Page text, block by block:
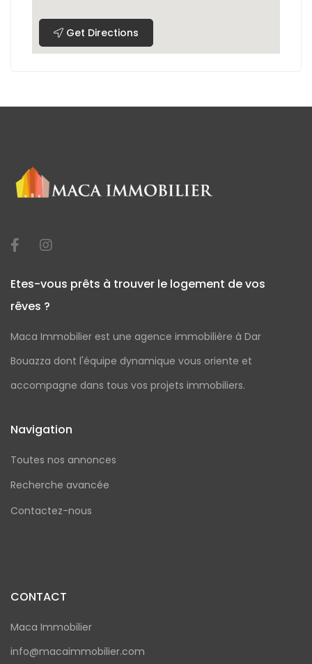
Get Directions
Etes-vous prêts à trouver le logement de vos
rêves ?
Maca Immobilier est une agence immobilière à Dar
Bouazza dont l'équipe dynamique vous oriente et
accompagne dans tous vos projets immobiliers.
Navigation
Toutes nos annonces
Recherche avancée
Contactez-nous
CONTACT
Maca Immobilier
info@macaimmobilier.com